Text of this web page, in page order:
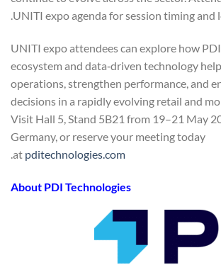
UNITI expo agenda for session timing and
UNITI expo attendees can explore how
ecosystem and data‑driven technology
operations, strengthen performance, and
decisions in a rapidly evolving retail and
Visit Hall 5, Stand 5B21 from 19–21 May
Germany, or reserve your meeting today
at pditechnologies.com
.
About PDI Technologies